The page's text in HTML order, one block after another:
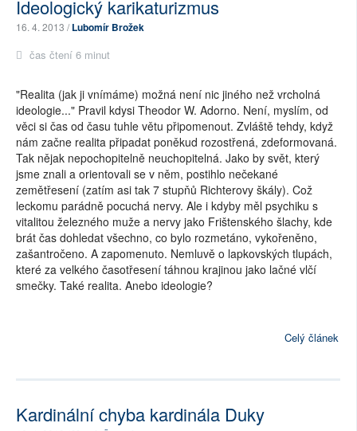
Ideologický karikaturizmus
16. 4. 2013 /Lubomír Brožek
čas čtení 6 minut
"Realita (jak ji vnímáme) možná není nic jiného než vrcholná
ideologie..." Pravil kdysi Theodor W. Adorno. Není, myslím, od
věci si čas od času tuhle větu připomenout. Zvláště tehdy, když
nám začne realita připadat poněkud rozostřená, zdeformovaná.
Tak nějak nepochopitelně neuchopitelná. Jako by svět, který
jsme znali a orientovali se v něm, postihlo nečekané
zemětřesení (zatím asi tak 7 stupňů Richterovy škály). Což
leckomu parádně pocuchá nervy. Ale i kdyby měl psychiku s
vitalitou železného muže a nervy jako Frištenského šlachy, kde
brát čas dohledat všechno, co bylo rozmetáno, vykořeněno,
zašantročeno. A zapomenuto. Nemluvě o lapkovských tlupách,
které za velkého časotřesení táhnou krajinou jako lačné vlčí
smečky. Také realita. Anebo ideologie?
Celý článek
Kardinální chyba kardinála Duky